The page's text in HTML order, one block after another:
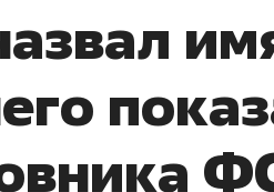
правил, бизнес может
потерять минимум
Как бизнесу выйти на зарубежные
рынки, почему надо знать
чем интересен Оман?